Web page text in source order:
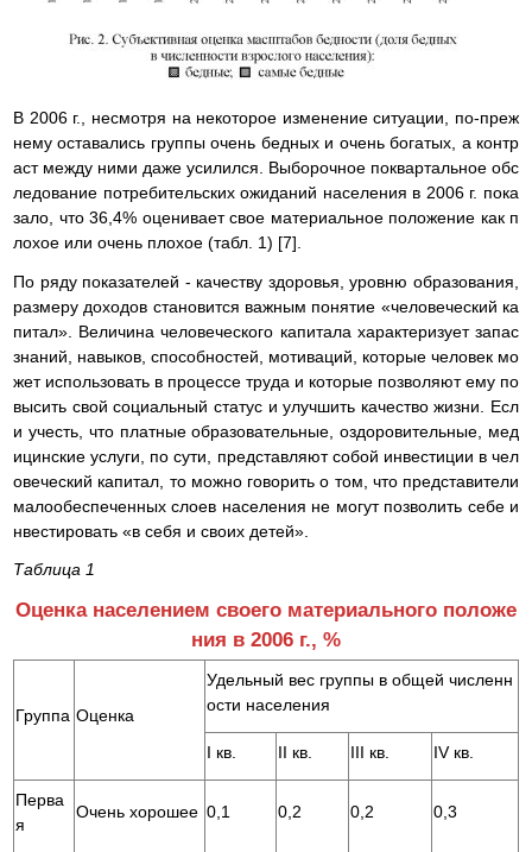
В 2006 г., несмотря на некоторое изменение ситуации, по-преж
нему оставались группы очень бедных и очень богатых, а контр
аст между ними даже усилился. Выборочное поквартальное обс
ледование потребительских ожиданий населения в 2006 г. пока
зало, что 36,4% оценивает свое материальное положение как п
лохое или очень плохое (табл. 1) [7].
По ряду показателей - качеству здоровья, уровню образования,
размеру доходов становится важным понятие «человеческий ка
питал». Величина человеческого капитала характеризует запас
знаний, навыков, способностей, мотиваций, которые человек мо
жет использовать в процессе труда и которые позволяют ему по
высить свой социальный статус и улучшить качество жизни. Есл
и учесть, что платные образовательные, оздоровительные, мед
ицинские услуги, по сути, представляют собой инвестиции в чел
овеческий капитал, то можно говорить о том, что представители
малообеспеченных слоев населения не могут позволить себе и
нвестировать «в себя и своих детей».
Таблица 1
Оценка населением своего материального положе
ния в 2006 г., %
Группа Оценка
Удельный вес группы в общей численн
ости населения
I кв. II кв. III кв. IV кв.
Перва
я
Очень хорошее 0,1 0,2 0,2 0,3